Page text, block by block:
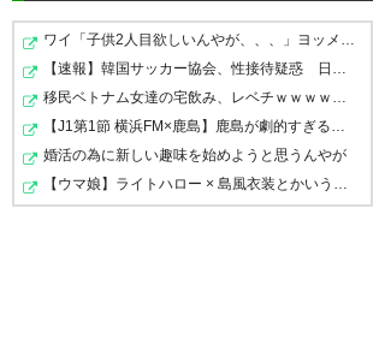
— ろ～ら@ダイヤ様ヨーソロー
(lola_77_mizuki)2017, 4月 8
渋谷監督、吹っ切れた感じやっ
みてほしい(笑)
— てつまる@大宮アルディージ
ャ (ardija212)2017, 4月 8
ワイ「子供2人目欲しいんやが、、、」ヨッメ「金は？育児…
【速報】韓国サッカー協会、性接待疑惑 日本人審判も含…
移民ベトナム女達の宅飲み、レベチｗｗｗｗｗｗｗｗｗｗ…
【J1第1節 横浜FM×鹿島】鹿島が劇的すぎる逆転勝利で国立…
婚活の為に新しい趣味を始めようと思うんやが
【ウマ娘】ライトハロー × 島風衣装とかいう凶悪すぎる組…